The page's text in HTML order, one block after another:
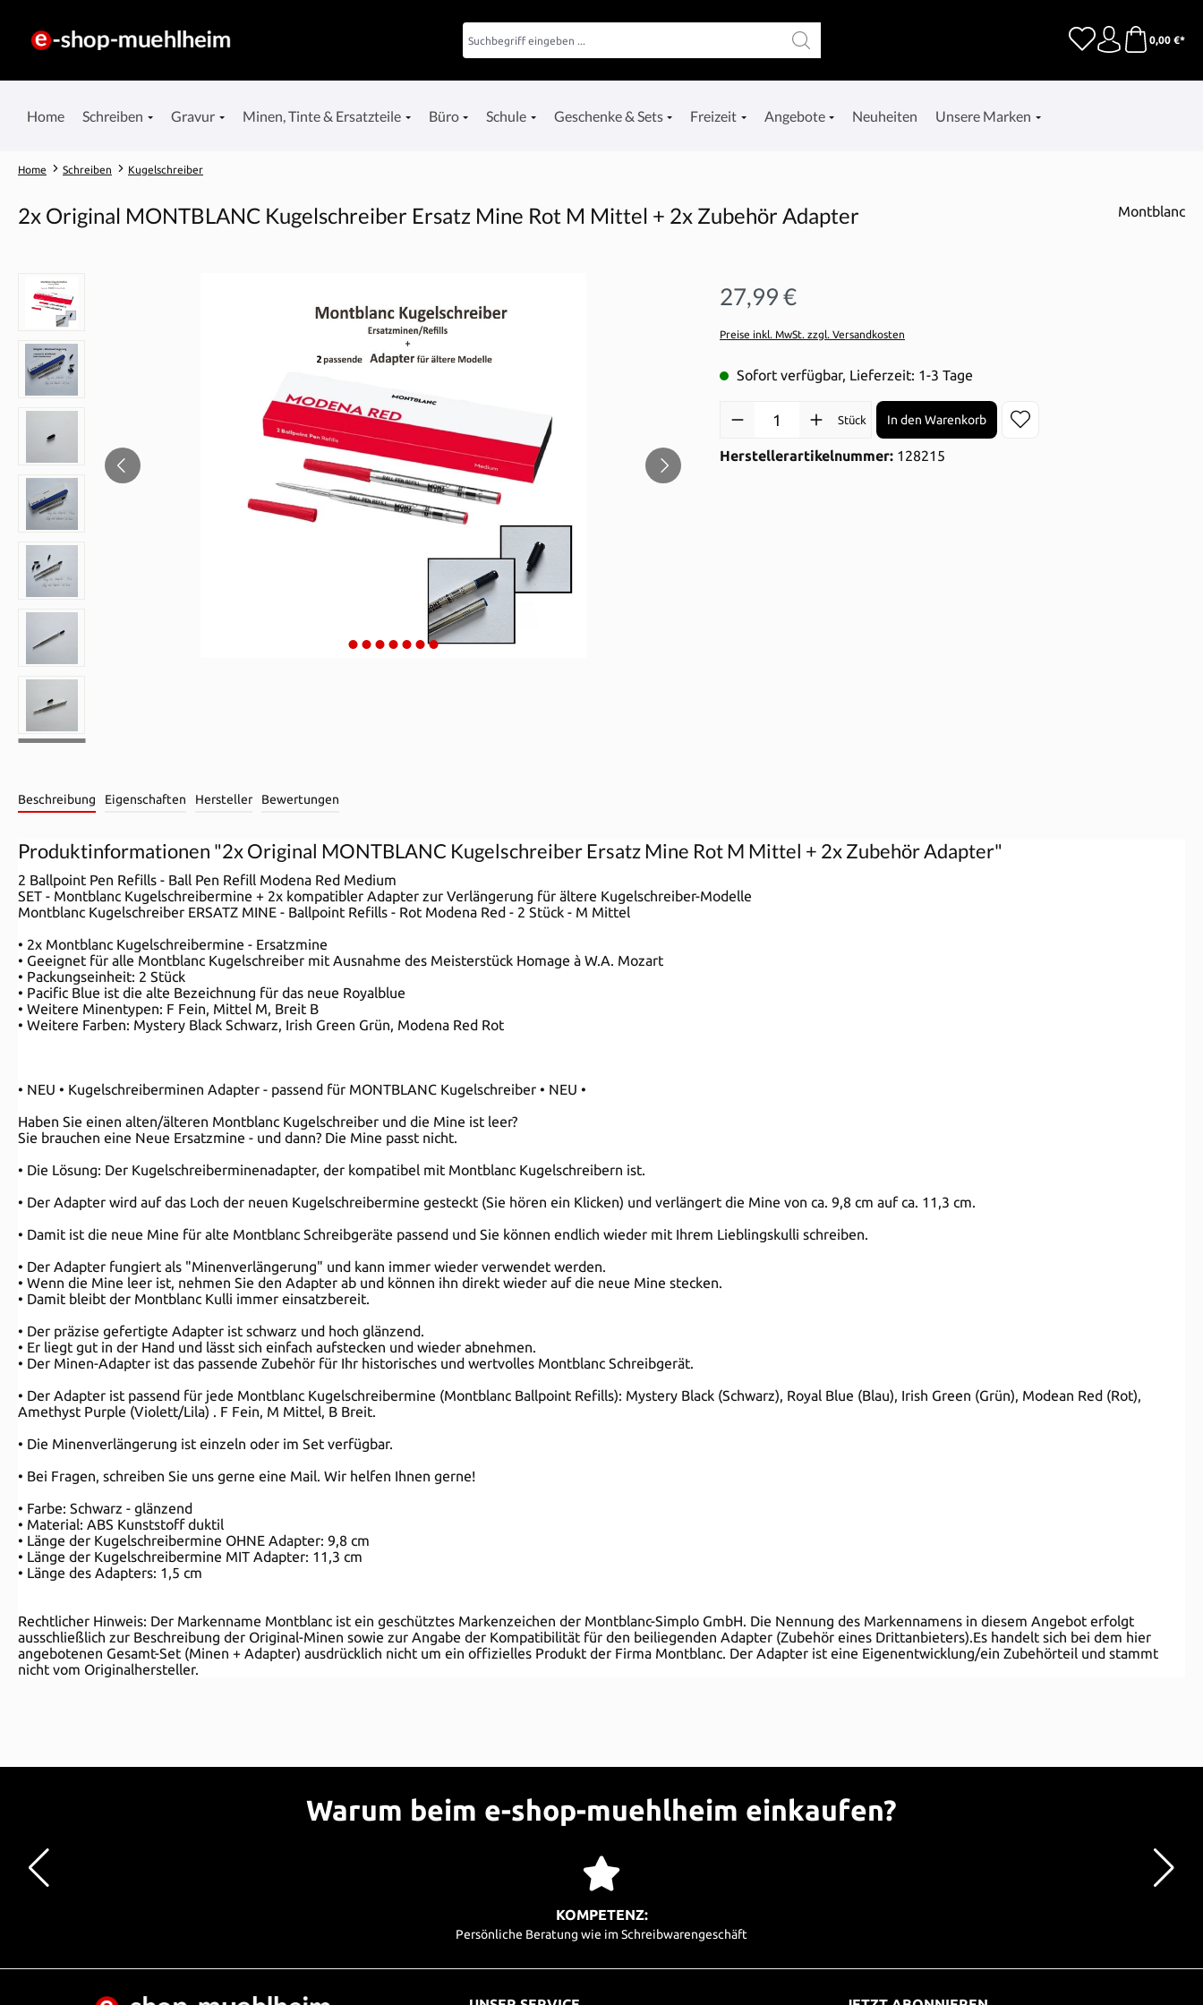
0,00 €*
Home Schreiben Gravur Minen, Tinte & Ersatzteile Büro Schule Geschenke & Sets Freizeit Angebote Neuheiten Unsere Marken
Home Schreiben Kugelschreiber
2x Original MONTBLANC Kugelschreiber Ersatz Mine Rot M Mittel + 2x Zubehör Adapter Montblanc
Bildergalerie überspringen
27,99 €
Preise inkl. MwSt. zzgl. Versandkosten
Sofort verfügbar, Lieferzeit: 1-3 Tage
Produkt Anzahl: Gib den gewünschten Wert ein oder benutze die
Stück In den Warenkorb
Herstellerartikelnummer: 128215
Beschreibung Eigenschaften Hersteller Bewertungen
Produktinformationen "2x Original MONTBLANC Kugelschreiber Ersatz Mine Rot M Mittel + 2x Zubehör Adapter"
2 Ballpoint Pen Refills - Ball Pen Refill Modena Red Medium
SET - Montblanc Kugelschreibermine + 2x kompatibler Adapter zur Verlängerung für ältere Kugelschreiber-Modelle
Montblanc Kugelschreiber ERSATZ MINE - Ballpoint Refills - Rot Modena Red - 2 Stück - M Mittel
• 2x Montblanc Kugelschreibermine - Ersatzmine
• Geeignet für alle Montblanc Kugelschreiber mit Ausnahme des Meisterstück Homage à W.A. Mozart
• Packungseinheit: 2 Stück
• Pacific Blue ist die alte Bezeichnung für das neue Royalblue
• Weitere Minentypen: F Fein, Mittel M, Breit B
• Weitere Farben: Mystery Black Schwarz, Irish Green Grün, Modena Red Rot
• NEU • Kugelschreiberminen Adapter - passend für MONTBLANC Kugelschreiber • NEU •
Haben Sie einen alten/älteren Montblanc Kugelschreiber und die Mine ist leer?
Sie brauchen eine Neue Ersatzmine - und dann? Die Mine passt nicht.
• Die Lösung: Der Kugelschreiberminenadapter, der kompatibel mit Montblanc Kugelschreibern ist.
• Der Adapter wird auf das Loch der neuen Kugelschreibermine gesteckt (Sie hören ein Klicken) und verlängert die Mine von ca. 9,8 cm auf ca. 11,3 cm.
• Damit ist die neue Mine für alte Montblanc Schreibgeräte passend und Sie können endlich wieder mit Ihrem Lieblingskulli schreiben.
• Der Adapter fungiert als "Minenverlängerung" und kann immer wieder verwendet werden.
• Wenn die Mine leer ist, nehmen Sie den Adapter ab und können ihn direkt wieder auf die neue Mine stecken.
• Damit bleibt der Montblanc Kulli immer einsatzbereit.
• Der präzise gefertigte Adapter ist schwarz und hoch glänzend.
• Er liegt gut in der Hand und lässt sich einfach aufstecken und wieder abnehmen.
• Der Minen-Adapter ist das passende Zubehör für Ihr historisches und wertvolles Montblanc Schreibgerät.
• Der Adapter ist passend für jede Montblanc Kugelschreibermine (Montblanc Ballpoint Refills): Mystery Black (Schwarz), Royal Blue (Blau), Irish Green (Grün), Modean Red (Rot),
Amethyst Purple (Violett/Lila) . F Fein, M Mittel, B Breit.
• Die Minenverlängerung ist einzeln oder im Set verfügbar.
• Bei Fragen, schreiben Sie uns gerne eine Mail. Wir helfen Ihnen gerne!
• Farbe: Schwarz - glänzend
• Material: ABS Kunststoff duktil
• Länge der Kugelschreibermine OHNE Adapter: 9,8 cm
• Länge der Kugelschreibermine MIT Adapter: 11,3 cm
• Länge des Adapters: 1,5 cm
Rechtlicher Hinweis: Der Markenname Montblanc ist ein geschütztes Markenzeichen der Montblanc-Simplo GmbH. Die Nennung des Markennamens in diesem Angebot erfolgt
ausschließlich zur Beschreibung der Original-Minen sowie zur Angabe der Kompatibilität für den beiliegenden Adapter (Zubehör eines Drittanbieters).Es handelt sich bei dem hier
angebotenen Gesamt-Set (Minen + Adapter) ausdrücklich nicht um ein offizielles Produkt der Firma Montblanc. Der Adapter ist eine Eigenentwicklung/ein Zubehörteil und stammt
nicht vom Originalhersteller.
Warum beim e-shop-muehlheim einkaufen?
KOMPETENZ:
Persönliche Beratung wie im Schreibwarengeschäft